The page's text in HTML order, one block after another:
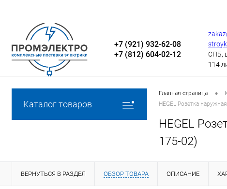
+7 (921) 932-62-08
+7 (812) 604-02-12
СПБ,
114
Каталог товаров
Главная страница •
HEGEL Розетка
HEGEL
175-02)
ВЕРНУТЬСЯ В РАЗДЕЛ ОБЗОР ТОВАРА ОПИСАНИЕ